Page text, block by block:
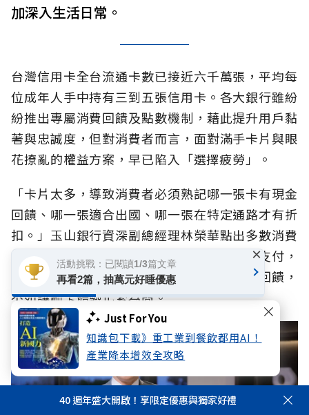
Just For You
知識包下載》重工業到餐飲都用AI！
產業降本增效全攻略
加深入生活日常。
台灣信用卡全台流通卡數已接近六千萬張，平均每
位成年人手中持有三到五張信用卡。各大銀行雖紛
紛推出專屬消費回饋及點數機制，藉此提升用戶黏
著與忠誠度，但對消費者而言，面對滿手卡片與眼
花撩亂的權益方案，早已陷入「選擇疲勞」。
「卡片太多，導致消費者必須熟記哪一張卡有現金
回饋、哪一張適合出國、哪一張在特定通路才有折
扣。」玉山銀行資深副總經理林榮華點出多數消費
者的共同痛點。加上疫情加速民眾轉向數位支付，
越來越多人開始傾向簡單就好，與其追求高回饋，
不如讓刷卡體驗化繁為簡。
40 週年盛大開啟！享限定優惠與獨家好禮
活動挑戰：已閱讀1/3篇文章
再看2篇，抽萬元好睡優惠
×